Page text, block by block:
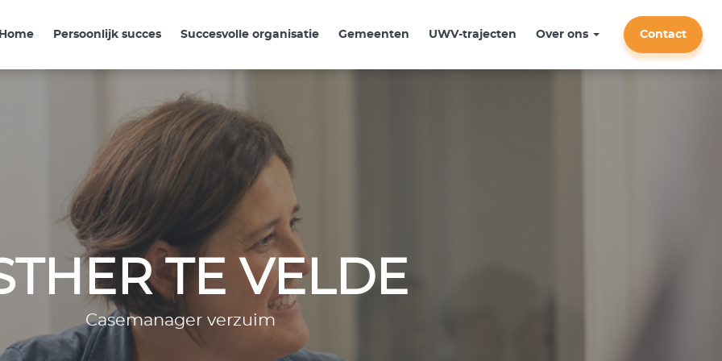
Persoonlijk succes Succesvolle organisatie Gemeenten UWV-trajecten Over ons Contact
TE VELDE
Casemanager verzuim